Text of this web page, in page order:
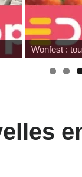
Wonfest :